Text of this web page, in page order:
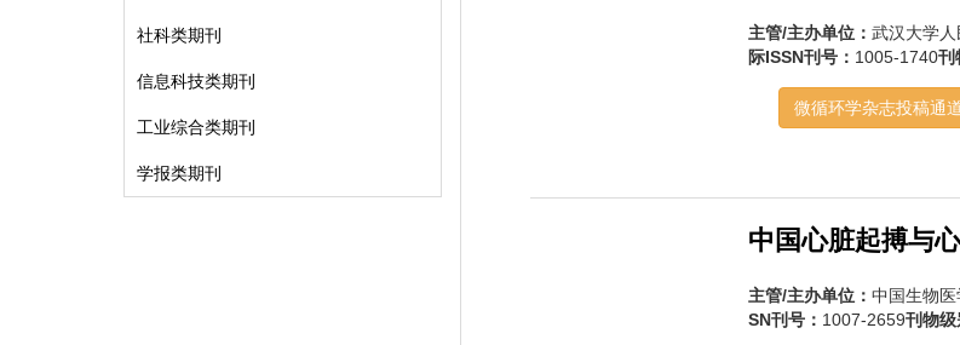
社科类期刊
信息科技类期刊
工业综合类期刊
学报类期刊
主管/主办单位：武汉大学人
际ISSN刊号： 1005-1740刊
微循环学杂志投稿通
中国心脏起搏与
主管/主办单位：中国生物医
SN刊号： 1007-2659刊物